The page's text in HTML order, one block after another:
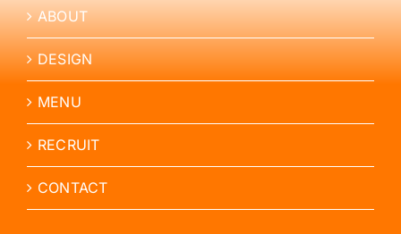
ABOUT
DESIGN
MENU
RECRUIT
CONTACT